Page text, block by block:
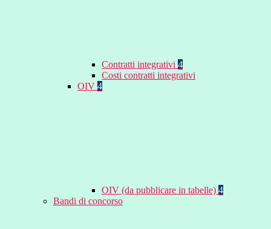
Contratti integrativi 4
Costi contratti integrativi
OIV 4
OIV (da pubblicare in tabelle) 4
Bandi di concorso